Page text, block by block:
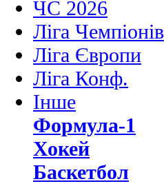
ЧС 2026
Ліга Чемпіонів
Ліга Європи
Ліга Конф.
Інше
Формула-1
Хокей
Баскетбол